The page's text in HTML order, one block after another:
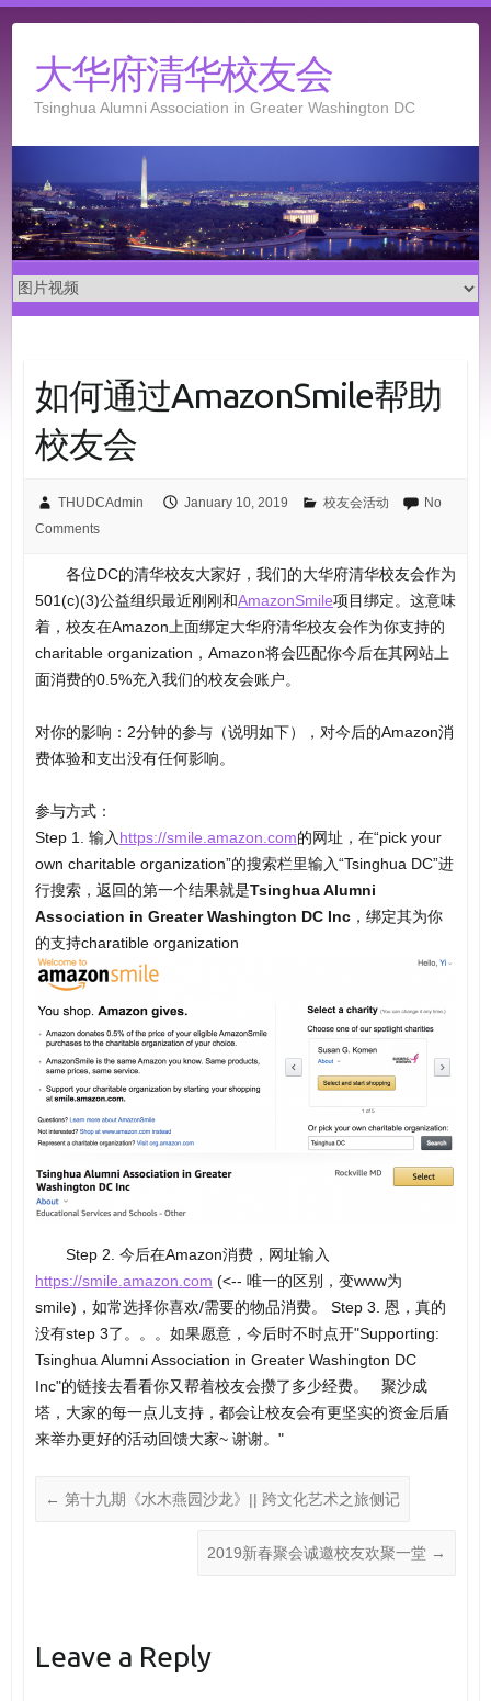
content大华府清华校友会
Tsinghua Alumni Association in Greater Washington DC
如何通过AmazonSmile帮助
校友会
THUDCAdmin January 10, 2019 校友会活动
No
Comments
各位DC的清华校友大家好，我们的大华府清华校友会作为
501(c)(3)公益组织最近刚刚和AmazonSmile项目绑定。这意味
着，校友在Amazon上面绑定大华府清华校友会作为你支持的
charitable organization，Amazon将会匹配你今后在其网站上
面消费的0.5%充入我们的校友会账户。
对你的影响：2分钟的参与（说明如下），对今后的Amazon消
费体验和支出没有任何影响。
参与方式：
Step 1. 输入https://smile.amazon.com的网址，在“pick your
own charitable organization”的搜索栏里输入“Tsinghua DC”进
行搜索，返回的第一个结果就是Tsinghua Alumni
Association in Greater Washington DC Inc，绑定其为你
的支持charatible organization
Step 2. 今后在Amazon消费，网址输入
https://smile.amazon.com (<-- 唯一的区别，变www为
smile)，如常选择你喜欢/需要的物品消费。 Step 3. 恩，真的
没有step 3了。。。如果愿意，今后时不时点开"Supporting:
Tsinghua Alumni Association in Greater Washington DC
Inc"的链接去看看你又帮着校友会攒了多少经费。 聚沙成
塔，大家的每一点儿支持，都会让校友会有更坚实的资金后盾
来举办更好的活动回馈大家~ 谢谢。"
← 第十九期《水木燕园沙龙》|| 跨文化艺术之旅侧记
2019新春聚会诚邀校友欢聚一堂 →
Leave a Reply